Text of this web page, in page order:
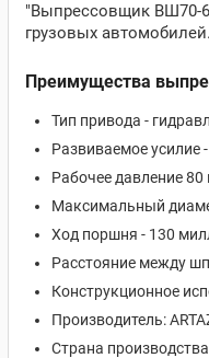
"Выпрессовщик ВШ70-
грузовых
Преимущества
Тип привода -
Развиваемое усилие
Рабочее давление 80
Максимальный
Ход поршня - 130
Расстояние между
Конструкционное
Производитель:
Страна